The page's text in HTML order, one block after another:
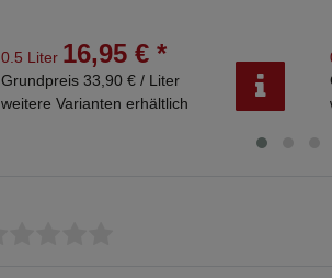
0.5 Liter 16,95 € *
Grundpreis 33,90 € / Liter
weitere Varianten erhältlich